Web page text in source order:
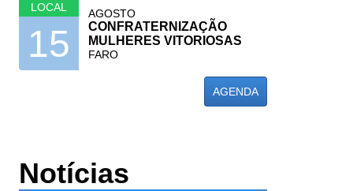
LOCAL
15
AGOSTO
CONFRATERNIZAÇÃO
MULHERES VITORIOSAS
FARO
AGENDA
Notícias